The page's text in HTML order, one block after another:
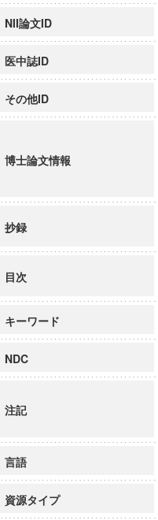
NII論文ID
医中誌ID
その他ID
博士論文情報
抄録
目次
キーワード
NDC
注記
言語
資源タイプ